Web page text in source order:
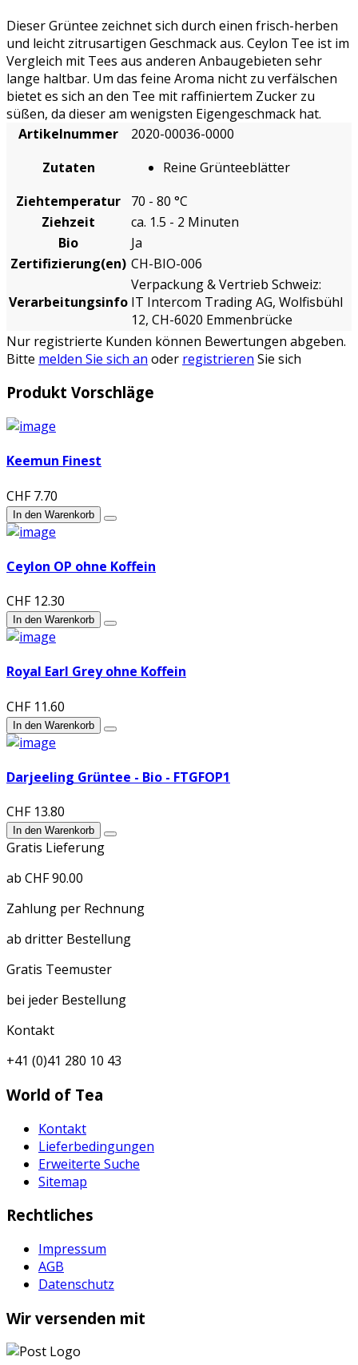
Dieser Grüntee zeichnet sich durch einen frisch-herben
und leicht zitrusartigen Geschmack aus. Ceylon Tee ist im
Vergleich mit Tees aus anderen Anbaugebieten sehr
lange haltbar. Um das feine Aroma nicht zu verfälschen
bietet es sich an den Tee mit raffiniertem Zucker zu
süßen, da dieser am wenigsten Eigengeschmack hat.
Artikelnummer
2020-00036-0000
Zutaten
Reine Grünteeblätter
Ziehtemperatur
70 - 80 °C
Ziehzeit
ca. 1.5 - 2 Minuten
Bio
Ja
Zertifizierung(en) CH-BIO-006
Verarbeitungsinfo
Verpackung & Vertrieb Schweiz:
IT Intercom Trading AG, Wolfisbühl
12, CH-6020 Emmenbrücke
Nur registrierte Kunden können Bewertungen abgeben.
Bitte melden Sie sich an oder registrieren Sie sich
Produkt Vorschläge
Keemun Finest
CHF 7.70
In den Warenkorb
Ceylon OP ohne Koffein
CHF 12.30
In den Warenkorb
Royal Earl Grey ohne Koffein
CHF 11.60
In den Warenkorb
Darjeeling Grüntee - Bio - FTGFOP1
CHF 13.80
In den Warenkorb
Gratis Lieferung
ab CHF 90.00
Zahlung per Rechnung
ab dritter Bestellung
Gratis Teemuster
bei jeder Bestellung
Kontakt
+41 (0)41 280 10 43
World of Tea
Kontakt
Lieferbedingungen
Erweiterte Suche
Sitemap
Rechtliches
Impressum
AGB
Datenschutz
Wir versenden mit